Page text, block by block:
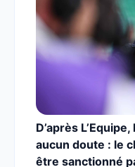
D’après
aucun doute : le
être sanctionné